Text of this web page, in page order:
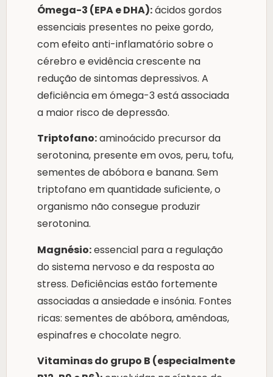
Ómega-3 (EPA e DHA):ácidos gordos
essenciais presentes no peixe gordo,
com efeito anti-inflamatório sobre o
cérebro e evidência crescente na
redução de sintomas depressivos. A
deficiência em ómega-3 está associada
a maior risco de depressão.
Triptofano:aminoácido precursor da
serotonina, presente em ovos, peru, tofu,
sementes de abóbora e banana. Sem
triptofano em quantidade suficiente, o
organismo não consegue produzir
serotonina.
Magnésio:essencial para a regulação
do sistema nervoso e da resposta ao
stress. Deficiências estão fortemente
associadas a ansiedade e insónia. Fontes
ricas: sementes de abóbora, amêndoas,
espinafres e chocolate negro.
Vitaminas do grupo B (especialmente